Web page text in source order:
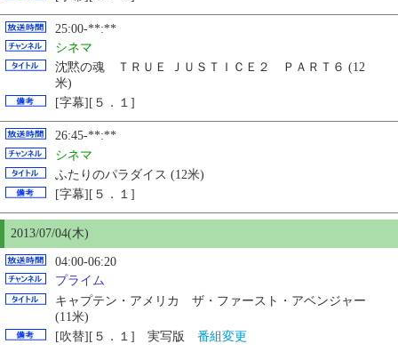
25:00-**:**
シネマ
沈黙の魂 ＴＲＵＥ ＪＵＳＴＩＣＥ２ ＰＡＲＴ６ (12
米)
[字幕][５．１]
26:45-**:**
シネマ
ふたりのパラダイス (12米)
[字幕][５．１]
2013/07/04(木)
04:00-06:20
プライム
キャプテン・アメリカ ザ・ファースト・アベンジャー
(11米)
[吹替][５．１] 実写版 番組変更